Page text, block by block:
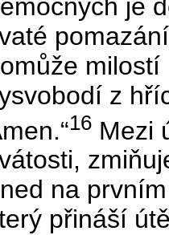
je
z
16 Mezi
na
přináší